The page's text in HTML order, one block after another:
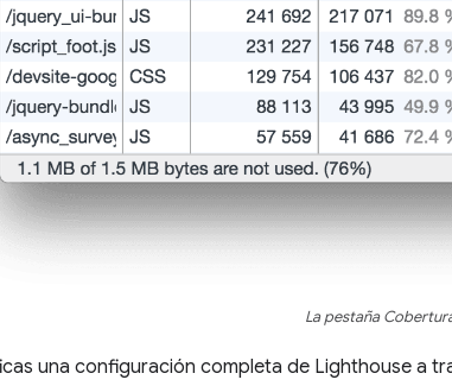
La pestaña
una configuración completa de Lighthouse a